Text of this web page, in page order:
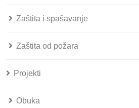
Zaštita i spašavanje
Zaštita od požara
Projekti
Obuka